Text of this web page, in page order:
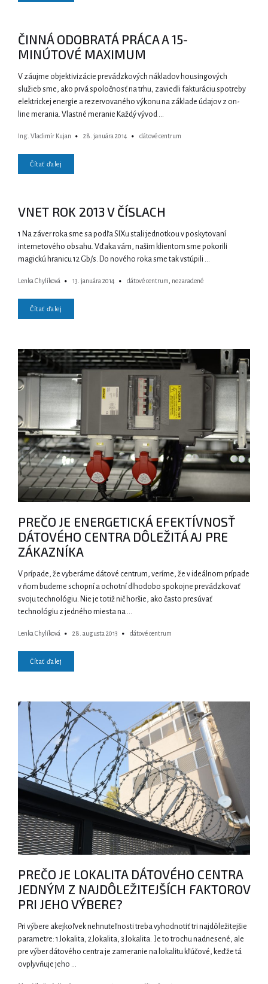
ČINNÁ ODOBRATÁ PRÁCA A 15-
MINÚTOVÉ MAXIMUM
V záujme objektivizácie prevádzkových nákladov housingových
služieb sme, ako prvá spoločnosť na trhu, zaviedli fakturáciu spotreby
elektrickej energie a rezervovaného výkonu na základe údajov z on-
line merania. Vlastné meranie Každý vývod …
Ing. Vladimír Kujan 28. januára 2014 dátové centrum
Čítať ďalej
VNET ROK 2013 V ČÍSLACH
1 Na záver roka sme sa podľa SIXu stali jednotkou v poskytovaní
internetového obsahu. Vďaka vám, našim klientom sme pokorili
magickú hranicu 12 Gb/s. Do nového roka sme tak vstúpili …
Lenka Chylíková 13. januára 2014 dátové centrum nezaradené
Čítať ďalej
PREČO JE ENERGETICKÁ EFEKTÍVNOSŤ
DÁTOVÉHO CENTRA DÔLEŽITÁ AJ PRE
ZÁKAZNÍKA
V prípade, že vyberáme dátové centrum, veríme, že v ideálnom prípade
v ňom budeme schopní a ochotní dlhodobo spokojne prevádzkovať
svoju technológiu. Nie je totiž nič horšie, ako často presúvať
technológiu z jedného miesta na …
Lenka Chylíková 28. augusta 2013 dátové centrum
Čítať ďalej
PREČO JE LOKALITA DÁTOVÉHO CENTRA
JEDNÝM Z NAJDÔLEŽITEJŠÍCH FAKTOROV
PRI JEHO VÝBERE?
Pri výbere akejkoľvek nehnuteľnosti treba vyhodnotiť tri najdôležitejšie
parametre: 1.lokalita, 2.lokalita, 3.lokalita. Je to trochu nadnesené, ale
pre výber dátového centra je zameranie na lokalitu kľúčové, keďže tá
ovplyvňuje jeho …